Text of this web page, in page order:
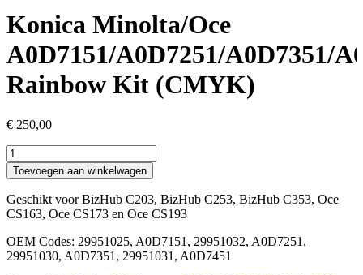
Konica Minolta/Oce
A0D7151/A0D7251/A0D7351/
Rainbow Kit (CMYK)
€ 250,00
Konica
Minolta/Oce
A0D7151/A0D7251/A0D7351/A0D7451
Rainbow
Kit
(CMYK)
aantal
Toevoegen aan winkelwagen
Geschikt voor BizHub C203, BizHub C253, BizHub C353, Oce
CS163, Oce CS173 en Oce CS193
OEM Codes: 29951025, A0D7151, 29951032, A0D7251,
29951030, A0D7351, 29951031, A0D7451